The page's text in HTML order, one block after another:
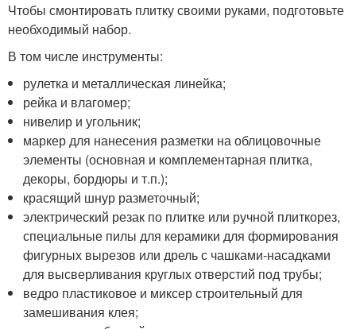
Чтобы смонтировать плитку своими руками, подготовьте
необходимый набор.
В том числе инструменты:
рулетка и металлическая линейка;
рейка и влагомер;
нивелир и угольник;
маркер для нанесения разметки на облицовочные
элементы (основная и комплементарная плитка,
декоры, бордюры и т.п.);
красящий шнур разметочный;
электрический резак по плитке или ручной плиткорез,
специальные пилы для керамики для формирования
фигурных вырезов или дрель с чашками-насадками
для высверливания круглых отверстий под трубы;
ведро пластиковое и миксер строительный для
замешивания клея;